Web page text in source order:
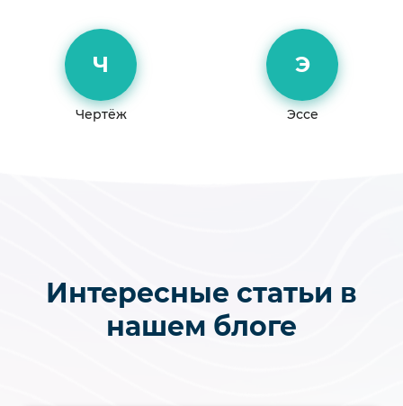
Ч
Чертёж
Э
Эссе
Интересные статьи в
нашем блоге